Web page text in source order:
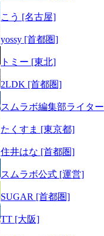
こう [名古屋]
yossy [首都圏]
トミー [東北]
2LDK [首都圏]
スムラボ編集部ライター
たくすま [東京都]
住井はな [首都圏]
スムラボ公式 [運営]
SUGAR [首都圏]
TT [大阪]